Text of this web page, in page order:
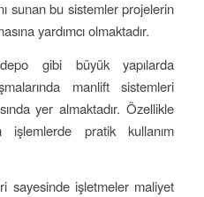
sunan bu sistemler projelerin
yardımcı olmaktadır.
gibi büyük yapılarda
manlift sistemleri
yer almaktadır. Özellikle
işlemlerde pratik kullanım
sayesinde işletmeler maliyet